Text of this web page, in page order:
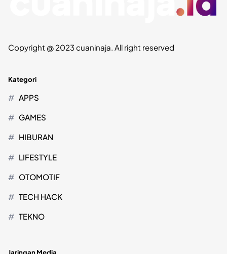
Copyright @ 2023 cuaninaja. All right reserved
Kategori
APPS
GAMES
HIBURAN
LIFESTYLE
OTOMOTIF
TECH HACK
TEKNO
Jaringan Media